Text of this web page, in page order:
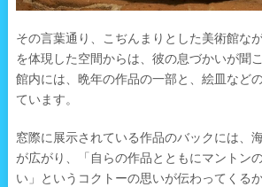
その言葉通り、こぢんまりとした美術館な
を体現した空間からは、彼の息づかいが聞
館内には、晩年の作品の一部と、絵皿など
ています。
窓際に展示されている作品のバックには、
が広がり、「自らの作品とともにマントン
い」というコクトーの思いが伝わってくるか